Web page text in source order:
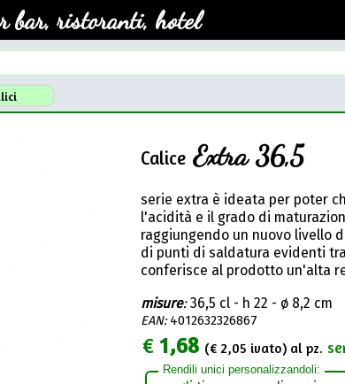
bar, ristoranti, hotel
CaliceExtra 36,5
serie extra è ideata per poter
l'acidità e il grado di
raggiungendo un nuovo livello
di punti di saldatura evidenti
conferisce al prodotto un'alta
misure:36,5 cl - h 22 - ø 8,2 cm
EAN:4012632326867
€1,68 (€ 2,05 ivato) al pz.
Rendili unici personalizzandoli: